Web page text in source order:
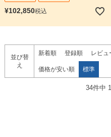
¥102,850税込
並び替
え
新着順 登録順 レビュ
価格が安い順 標準
34件中 1